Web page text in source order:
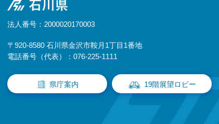
石川県
法人番号：2000020170003
〒920-8580 石川県金沢市鞍月1丁目1番地
電話番号（代表）：076-225-1111
県庁案内 19階展望ロビー